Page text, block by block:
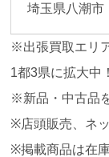
埼玉県八潮市
※出張買取エリ
1都3県に拡大中！
※新品・中古品
※店頭販売、ネ
※掲載商品は在